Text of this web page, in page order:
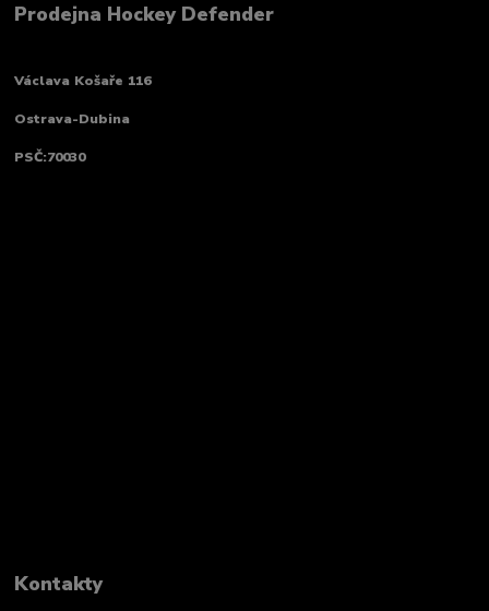
Prodejna Hockey Defender
Václava Košaře 116
Ostrava-Dubina
PSČ:70030
Kontakty